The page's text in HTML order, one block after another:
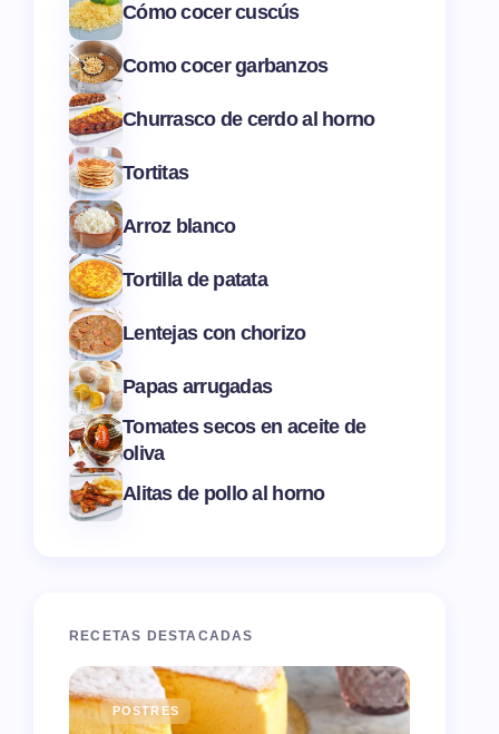
Cómo cocer cuscús
Como cocer garbanzos
Churrasco de cerdo al horno
Tortitas
Arroz blanco
Tortilla de patata
Lentejas con chorizo
Papas arrugadas
Tomates secos en aceite de
oliva
Alitas de pollo al horno
RECETAS DESTACADAS
POSTRES